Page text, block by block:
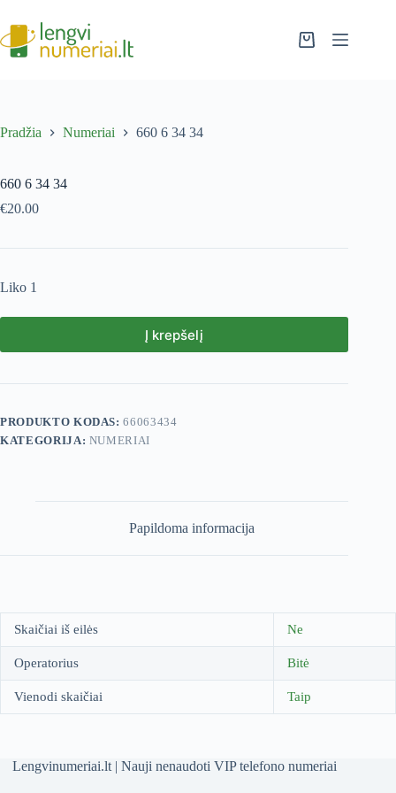
Pradžia Numeriai 660 6 34 34
660 6 34 34
€20.00
Liko 1
Į krepšelį
PRODUKTO KODAS:66063434
KATEGORIJA: NUMERIAI
Papildoma informacija
Skaičiai iš eilės Ne
Operatorius Bitė
Vienodi skaičiai Taip
Lengvinumeriai.lt | Nauji nenaudoti VIP telefono numeriai